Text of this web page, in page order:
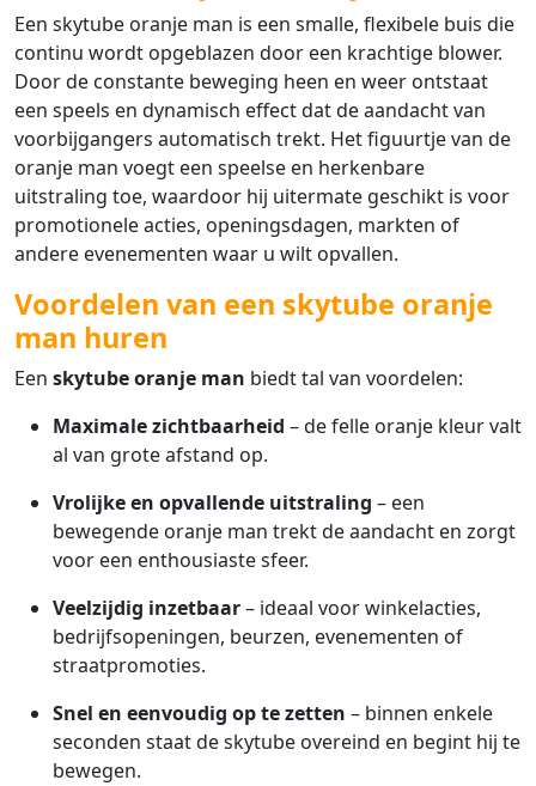
Een skytube oranje man is een smalle, flexibele buis die
continu wordt opgeblazen door een krachtige blower.
Door de constante beweging heen en weer ontstaat
een speels en dynamisch effect dat de aandacht van
voorbijgangers automatisch trekt. Het figuurtje van de
oranje man voegt een speelse en herkenbare
uitstraling toe, waardoor hij uitermate geschikt is voor
promotionele acties, openingsdagen, markten of
andere evenementen waar u wilt opvallen.
Voordelen van een skytube oranje
man huren
Een skytube oranje man biedt tal van voordelen:
Maximale zichtbaarheid – de felle oranje kleur valt
al van grote afstand op.
Vrolijke en opvallende uitstraling – een
bewegende oranje man trekt de aandacht en zorgt
voor een enthousiaste sfeer.
Veelzijdig inzetbaar– ideaal voor winkelacties,
bedrijfsopeningen, beurzen, evenementen of
straatpromoties.
Snel en eenvoudig op te zetten – binnen enkele
seconden staat de skytube overeind en begint hij te
bewegen.